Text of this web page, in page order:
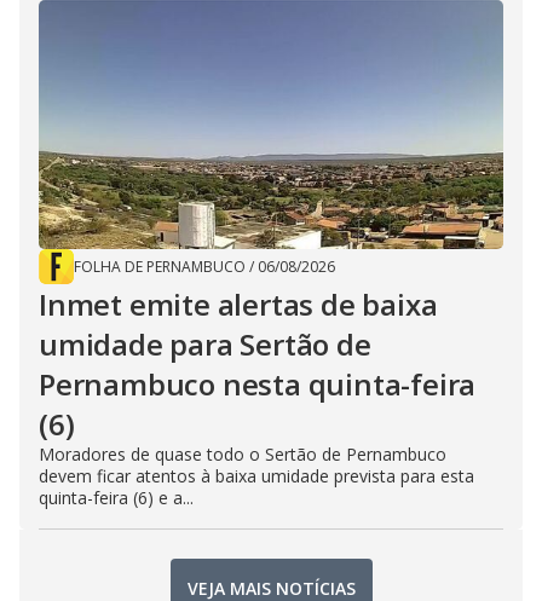
FOLHA DE PERNAMBUCO / 06/08/2026
Inmet emite alertas de baixa
umidade para Sertão de
Pernambuco nesta quinta-feira
(6)
Moradores de quase todo o Sertão de Pernambuco
devem ficar atentos à baixa umidade prevista para esta
quinta-feira (6) e a...
VEJA MAIS NOTÍCIAS